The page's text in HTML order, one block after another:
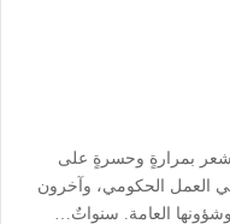
أشعر بمرارةٍ وحسرةٍ على
العمل الحكومي، وآخرون
العامة. سنواتٌ…